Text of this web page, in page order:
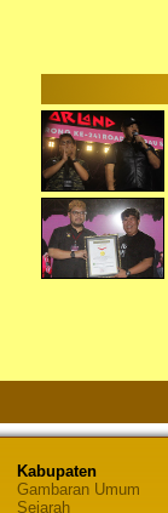
Kabupaten
Gambaran Umum
Sejarah